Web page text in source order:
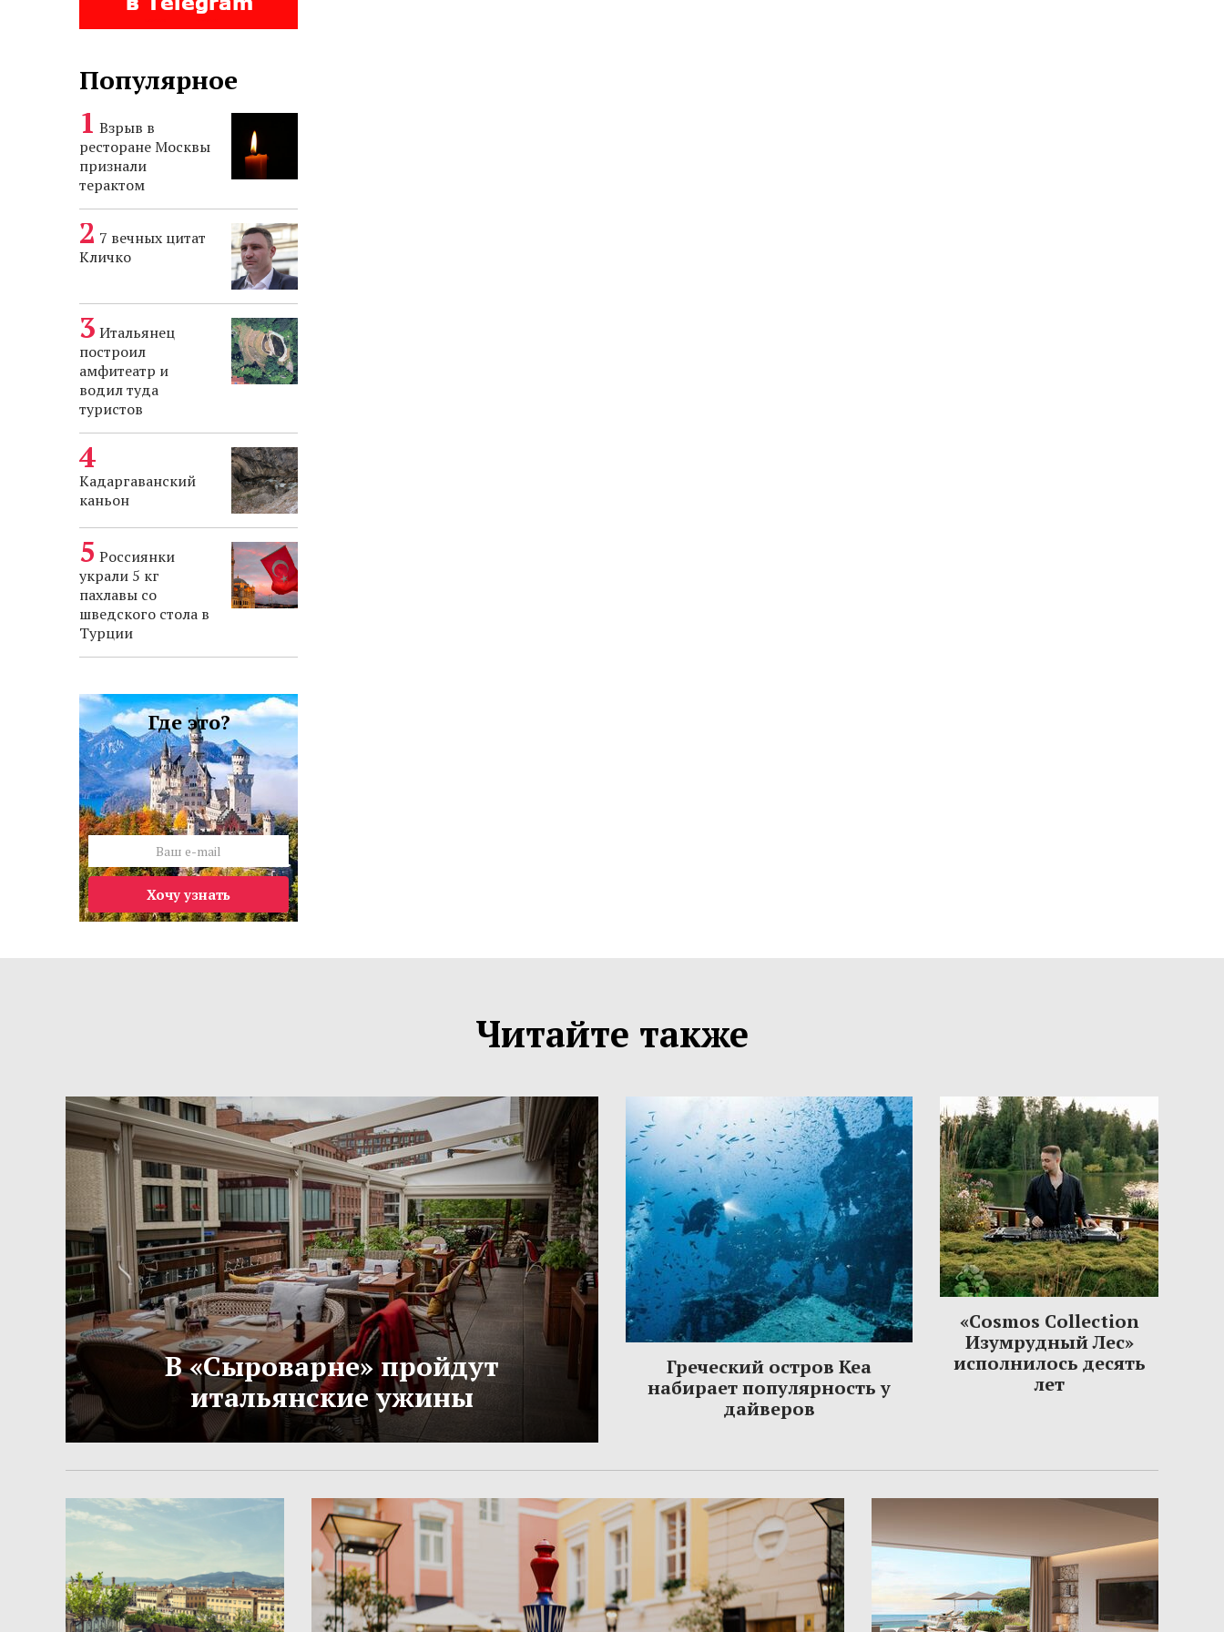
Популярное
Взрыв в
ресторане Москвы
признали
терактом
7 вечных цитат
Кличко
Итальянец
построил
амфитеатр и
водил туда
туристов
Кадаргаванский
каньон
Россиянки
украли 5 кг
пахлавы со
шведского стола в
Турции
Где это?
Хочу узнать
Читайте также
В «Сыроварне» пройдут
итальянские ужины
Греческий остров Кеа
набирает популярность у
дайверов
«Cosmos Collection
Изумрудный Лес»
исполнилось десять
лет